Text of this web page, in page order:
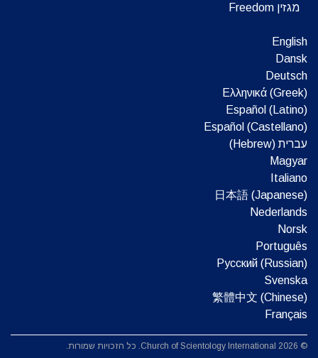
מגזין Freedom
English
Dansk
Deutsch
Ελληνικά (Greek)
Español (Latino)
Español (Castellano)
עברית (Hebrew)‏
Magyar
Italiano
日本語 (Japanese)
Nederlands
Norsk
Português
Русский (Russian)
Svenska
繁體中文 (Chinese)
Français
© 2026 Church of Scientology International. כל הזכויות שמורות.